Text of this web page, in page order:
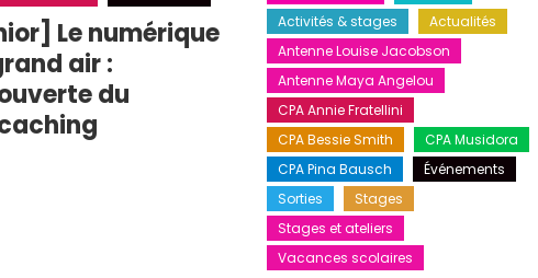
Le numérique
air :
du
Activités & stages
Actualités
Antenne Louise Jacobson
Antenne Maya Angelou
CPA Annie Fratellini
CPA Bessie Smith
CPA Musidora
CPA Pina Bausch
Événements
Sorties
Stages
Stages et ateliers
Vacances scolaires